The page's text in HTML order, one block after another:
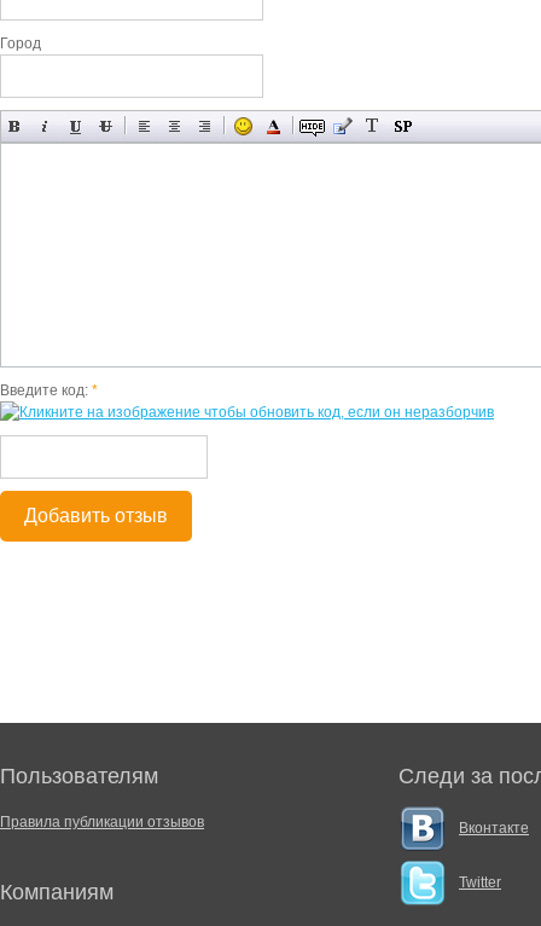
Город
Введите код: *
Добавить отзыв
Пользователям
Правила публикации отзывов
Компаниям
Следи за
Вконтакте
Twitter